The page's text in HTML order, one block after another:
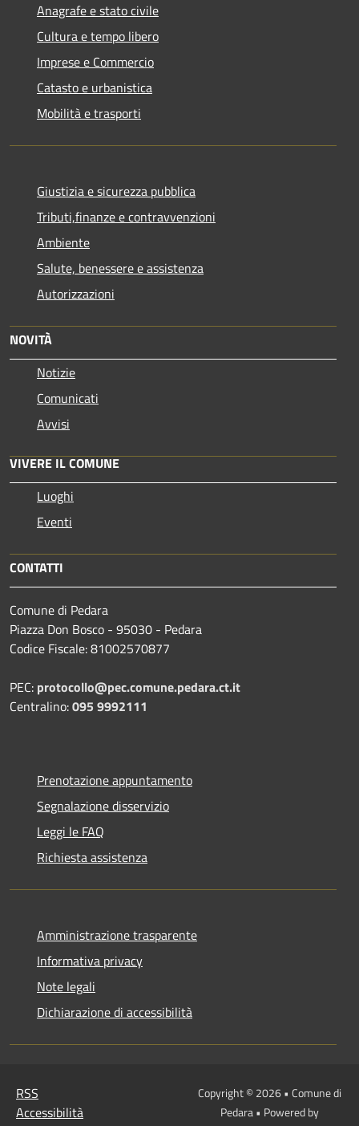
Anagrafe e stato civile
Cultura e tempo libero
Imprese e Commercio
Catasto e urbanistica
Mobilità e trasporti
Giustizia e sicurezza pubblica
Tributi,finanze e contravvenzioni
Ambiente
Salute, benessere e assistenza
Autorizzazioni
NOVITÀ
Notizie
Comunicati
Avvisi
VIVERE IL COMUNE
Luoghi
Eventi
CONTATTI
Comune di Pedara
Piazza Don Bosco - 95030 - Pedara
Codice Fiscale: 81002570877
PEC: protocollo@pec.comune.pedara.ct.it
Centralino:095 9992111
Prenotazione appuntamento
Segnalazione disservizio
Leggi le FAQ
Richiesta assistenza
Amministrazione trasparente
Informativa privacy
Note legali
Dichiarazione di accessibilità
RSS
Accessibilità
Copyright © 2026 • Comune di
Pedara • Powered by